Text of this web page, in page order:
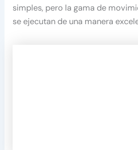
simples, pero la gama de
se ejecutan de una manera